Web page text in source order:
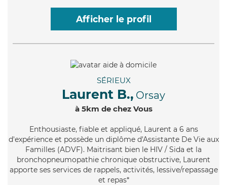
Afficher le profil
SÉRIEUX
Laurent B., Orsay
à 5km de chez Vous
Enthousiaste, fiable et appliqué, Laurent a 6 ans
d'expérience et possède un diplôme d'Assistante De Vie aux
Familles (ADVF). Maitrisant bien le HIV / Sida et la
bronchopneumopathie chronique obstructive, Laurent
apporte ses services de rappels, activités, lessive/repassage
et repas*